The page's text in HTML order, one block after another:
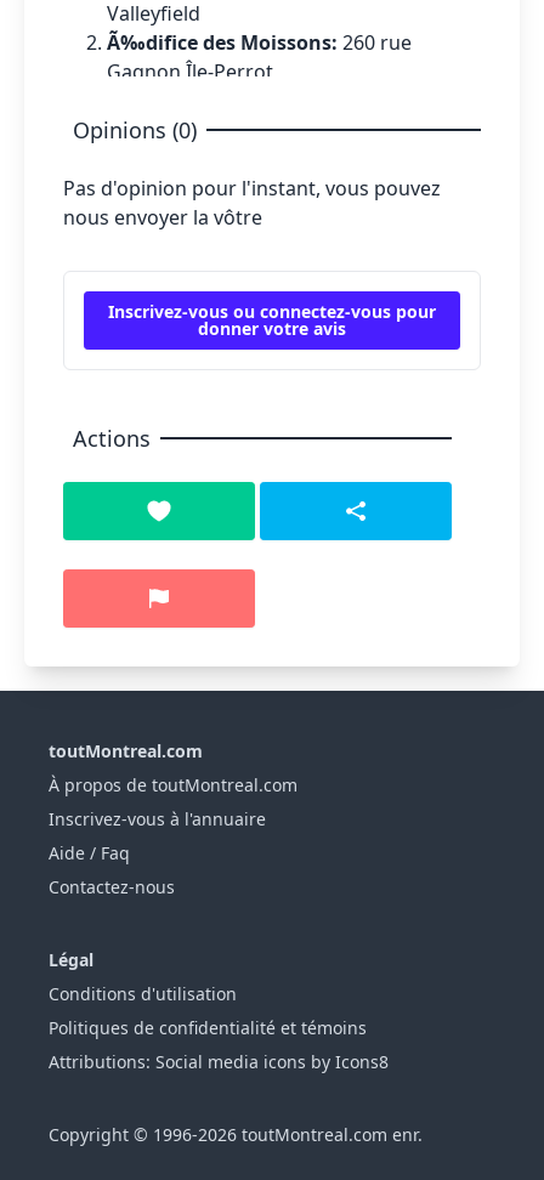
Valleyfield
Ã‰difice des Moissons: 260 rue
Gagnon Île-Perrot
Pierre Châteauguay
Thomas Autre Rive-ouest
Centre dâ€™Ã©tudes Vaudreuil-
Vaudreuil-Dorion
Opinions (0)
Pas d'opinion pour l'instant, vous pouvez
nous envoyer la vôtre
Inscrivez-vous ou connectez-vous pour
donner votre avis
Actions
toutMontreal.com
À propos de toutMontreal.com
Inscrivez-vous à l'annuaire
Aide / Faq
Contactez-nous
Légal
Conditions d'utilisation
Politiques de confidentialité et témoins
Attributions: Social media icons by Icons8
Copyright © 1996-2026 toutMontreal.com enr.